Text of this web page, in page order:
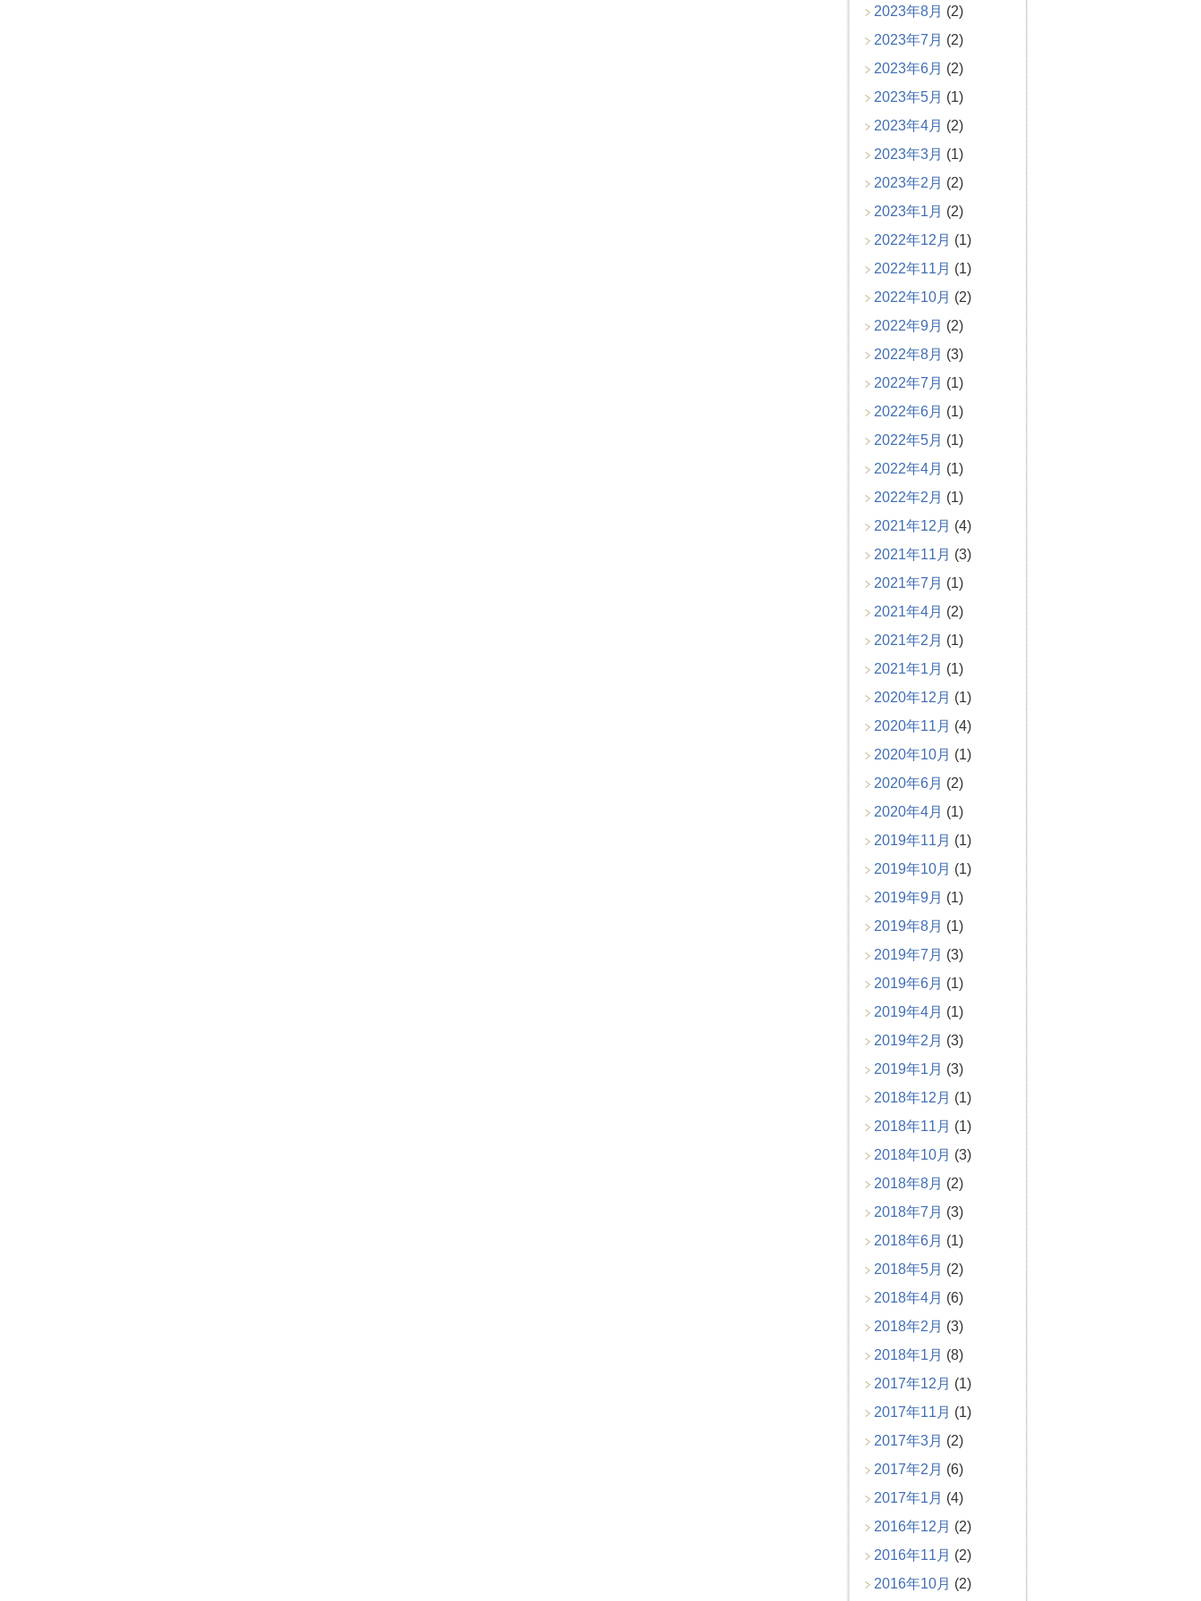
2023年8月 (2)
2023年7月 (2)
2023年6月 (2)
2023年5月 (1)
2023年4月 (2)
2023年3月 (1)
2023年2月 (2)
2023年1月 (2)
2022年12月 (1)
2022年11月 (1)
2022年10月 (2)
2022年9月 (2)
2022年8月 (3)
2022年7月 (1)
2022年6月 (1)
2022年5月 (1)
2022年4月 (1)
2022年2月 (1)
2021年12月 (4)
2021年11月 (3)
2021年7月 (1)
2021年4月 (2)
2021年2月 (1)
2021年1月 (1)
2020年12月 (1)
2020年11月 (4)
2020年10月 (1)
2020年6月 (2)
2020年4月 (1)
2019年11月 (1)
2019年10月 (1)
2019年9月 (1)
2019年8月 (1)
2019年7月 (3)
2019年6月 (1)
2019年4月 (1)
2019年2月 (3)
2019年1月 (3)
2018年12月 (1)
2018年11月 (1)
2018年10月 (3)
2018年8月 (2)
2018年7月 (3)
2018年6月 (1)
2018年5月 (2)
2018年4月 (6)
2018年2月 (3)
2018年1月 (8)
2017年12月 (1)
2017年11月 (1)
2017年3月 (2)
2017年2月 (6)
2017年1月 (4)
2016年12月 (2)
2016年11月 (2)
2016年10月 (2)